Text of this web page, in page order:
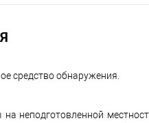
средство обнаружения.
неподготовленной